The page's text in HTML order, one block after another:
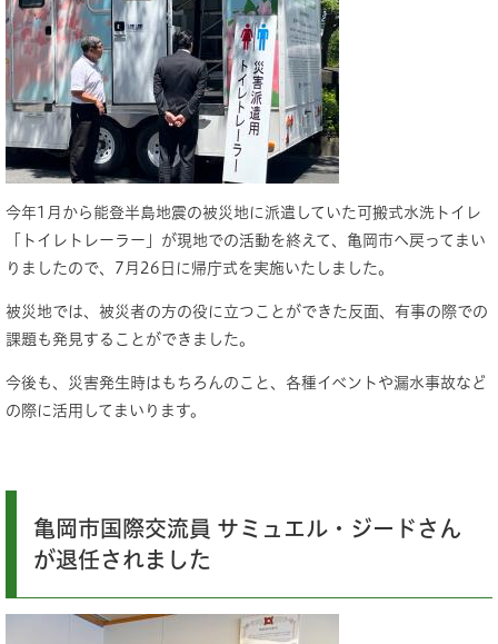
今年1月から能登半島地震の被災地に派遣していた可搬式水洗トイレ
「トイレトレーラー」が現地での活動を終えて、亀岡市へ戻ってまい
りましたので、7月26日に帰庁式を実施いたしました。
被災地では、被災者の方の役に立つことができた反面、有事の際での
課題も発見することができました。
今後も、災害発生時はもちろんのこと、各種イベントや漏水事故など
の際に活用してまいります。
亀岡市国際交流員 サミュエル・ジードさん
が退任されました